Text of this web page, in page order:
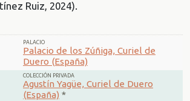
Ruiz, 2024).
PALACIO
Palacio de los Zúñiga, Curiel de
Duero (España)
COLECCIÓN PRIVADA
Agustín Yagüe, Curiel de Duero
(España) *